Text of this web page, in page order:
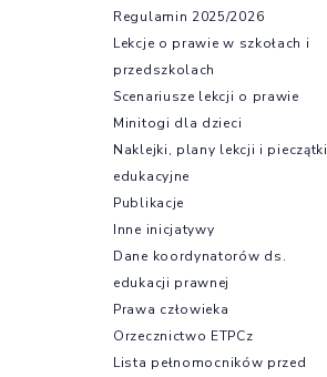
Regulamin 2025/2026
Lekcje o prawie w szkołach i
przedszkolach
Scenariusze lekcji o prawie
Minitogi dla dzieci
Naklejki, plany lekcji i pieczątki
edukacyjne
Publikacje
Inne inicjatywy
Dane koordynatorów ds.
edukacji prawnej
Prawa człowieka
Orzecznictwo ETPCz
Lista pełnomocników przed